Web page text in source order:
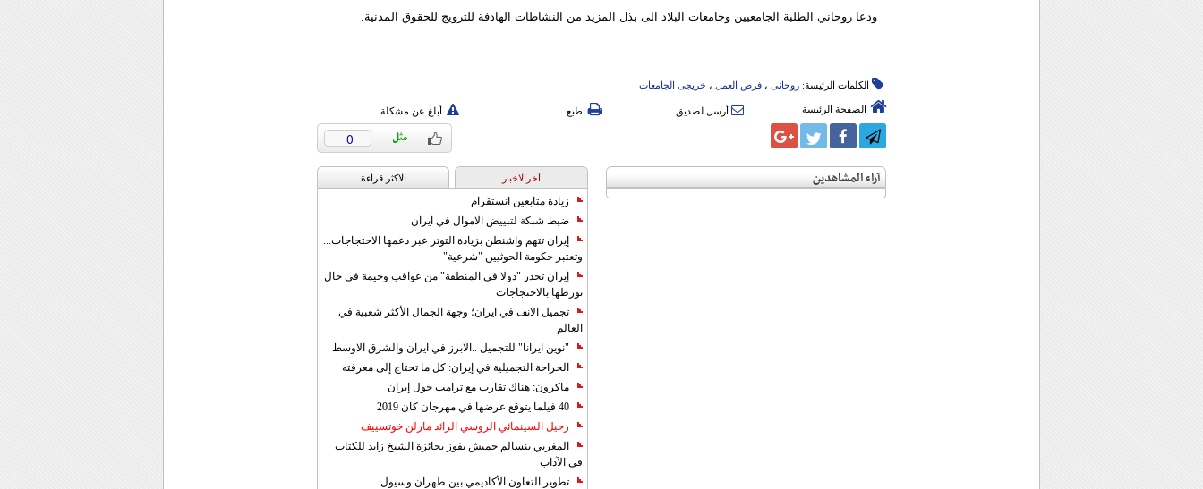
ودعا روحاني الطلبة الجامعيين وجامعات البلاد الى بذل المزيد من النشاطات الهادفة للترويج للحقوق المدنية.
الكلمات الرئيسة: روحانی، فرص العمل ، خریجی الجامعات
الصفحة الرئيسة أرسل لصديق اطبع أبلغ عن مشكلة
0
آراء المشاهدين آخرالاخبار الاکثر قراءة
زيادة متابعين انستقرام
ضبط شبكة لتبييض الاموال في ايران
إيران تتهم واشنطن بزيادة التوتر عبر دعمها الاحتجاجات...
وتعتبر حكومة الحوثيين "شرعية"
إيران تحذر "دولا في المنطقة" من عواقب وخيمة في حال
تورطها بالاحتجاجات
تجميل الانف في ايران؛ وجهة الجمال الأكثر شعبية في
العالم
"نوين ايرانا" للتجميل ..الابرز في ايران والشرق الاوسط
الجراحة التجميلية في إيران: كل ما تحتاج إلى معرفته
ماكرون: هناك تقارب مع ترامب حول إيران
40 فيلما يتوقع عرضها في مهرجان كان 2019
رحيل السينمائي الروسي الرائد مارلن خوتسييف
المغربي بنسالم حميش يفوز بجائزة الشيخ زايد للكتاب
في الآداب
تطوير التعاون الأكاديمي بين طهران وسيول